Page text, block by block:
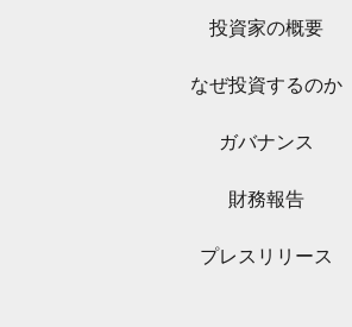
投資家の概要
なぜ投資するのか
ガバナンス
財務報告
プレスリリース